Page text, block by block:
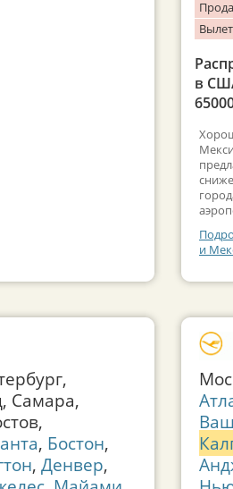
Самара,
, Бостон,
, Денвер,
в
и